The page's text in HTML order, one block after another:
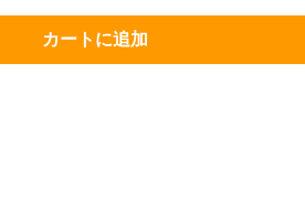
カートに追加